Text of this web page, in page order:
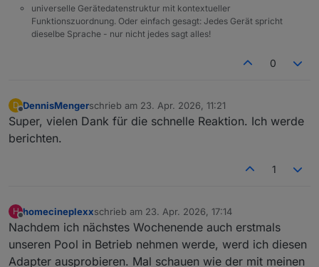
universelle Gerätedatenstruktur mit kontextueller
Funktionszuordnung. Oder einfach gesagt: Jedes Gerät spricht
dieselbe Sprache - nur nicht jedes sagt alles!
0
D DennisMengerschrieb am 23. Apr. 2026, 11:21
zuletzt editiert von
Super, vielen Dank für die schnelle Reaktion. Ich werde
berichten.
1
H
Offline
homecineplexxschrieb am 23. Apr. 2026, 17:14
zuletzt editiert von
Nachdem ich nächstes Wochenende auch erstmals
unseren Pool in Betrieb nehmen werde, werd ich diesen
Adapter ausprobieren. Mal schauen wie der mit meinen